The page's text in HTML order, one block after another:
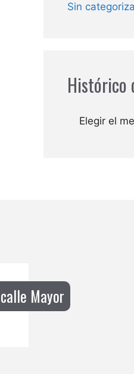
Sin
Histórico
Archivos
Mayor